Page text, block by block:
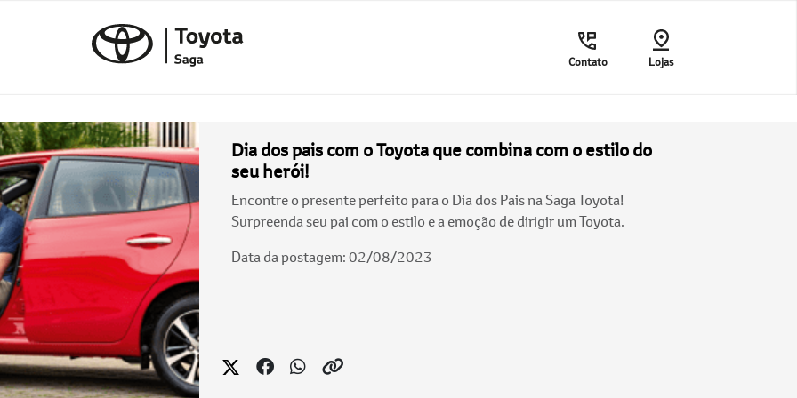
Contato Lojas
Dia dos pais com o Toyota que combina com o estilo do
seu herói!
Encontre o presente perfeito para o Dia dos Pais na Saga Toyota!
Surpreenda seu pai com o estilo e a emoção de dirigir um Toyota.
Data da postagem: 02/08/2023